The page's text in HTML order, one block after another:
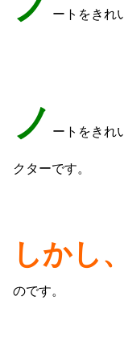
ートをきれ
ノ ートをきれ
クターです。
しかし、
のです。